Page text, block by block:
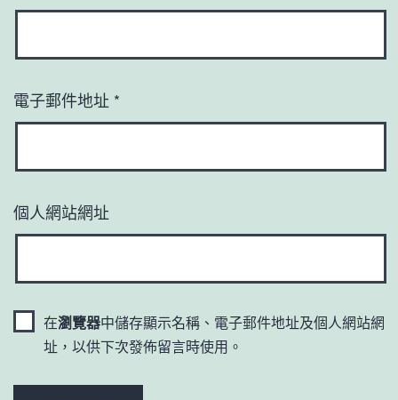
電子郵件地址 *
個人網站網址
在瀏覽器中儲存顯示名稱、電子郵件地址及個人網站網
址，以供下次發佈留言時使用。